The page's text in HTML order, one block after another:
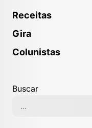
Receitas
Gira
Colunistas
Buscar